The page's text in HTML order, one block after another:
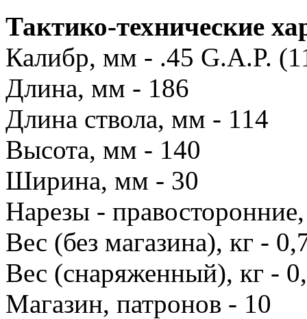
Тактико-технические
Калибр, мм - .45 G.A.P.
Длина, мм - 186
Длина ствола, мм - 114
Высота, мм - 140
Ширина, мм - 30
Нарезы -
Вес (без магазина), кг -
Вес (снаряженный), кг -
Магазин, патронов - 10